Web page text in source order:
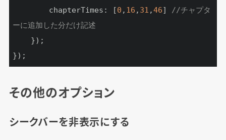
		chapterTimes: [
0 , 16 , 31 ,46] //チャプタ
ーに追加した分だけ記述
});
その他のオプション
シークバーを非表示にする